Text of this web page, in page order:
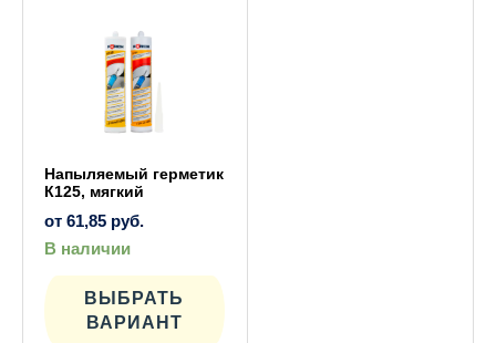
Напыляемый герметик
К125, мягкий
от 61,85 руб.
В наличии
ВЫБРАТЬ
ВАРИАНТ
имеет
вариаций.